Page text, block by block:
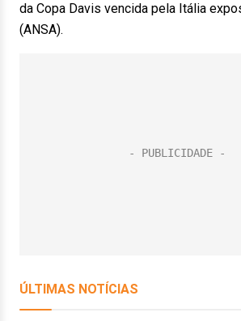
da Copa Davis vencida pela Itália
(ANSA).